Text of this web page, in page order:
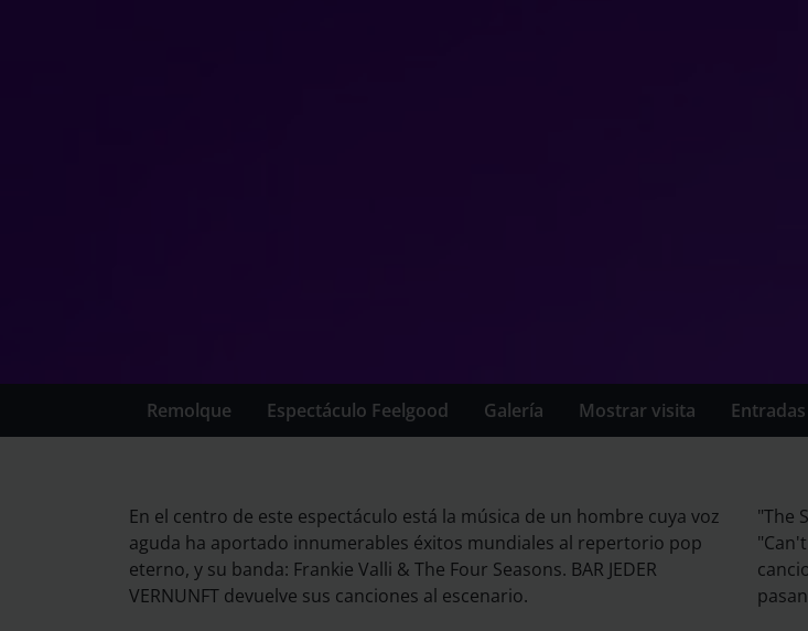
© Wiliam GlibovskyRemolque Espectáculo Feelgood Galería Mostrar visita
En el centro de este espectáculo está la música de un hombre cuya voz
aguda ha aportado innumerables éxitos mundiales al repertorio pop
eterno, y su banda: Frankie Valli & The Four Seasons. BAR JEDER
VERNUNFT devuelve sus canciones al escenario.
"The